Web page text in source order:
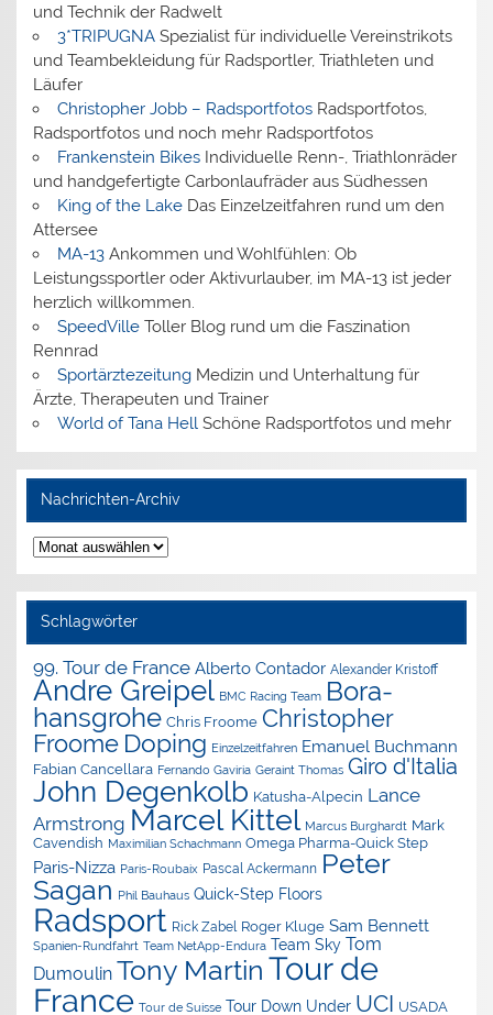
und Technik der Radwelt
3*TRIPUGNASpezialist für individuelle Vereinstrikots
und Teambekleidung für Radsportler, Triathleten und
Läufer
Christopher Jobb – RadsportfotosRadsportfotos,
Radsportfotos und noch mehr Radsportfotos
Frankenstein BikesIndividuelle Renn-, Triathlonräder
und handgefertigte Carbonlaufräder aus Südhessen
King of the LakeDas Einzelzeitfahren rund um den
Attersee
MA-13Ankommen und Wohlfühlen: Ob
Leistungssportler oder Aktivurlauber, im MA-13 ist jeder
herzlich willkommen.
SpeedVilleToller Blog rund um die Faszination
Rennrad
SportärztezeitungMedizin und Unterhaltung für
Ärzte, Therapeuten und Trainer
World of Tana HellSchöne Radsportfotos und mehr
Nachrichten-Archiv
Nachrichten-
Archiv
Schlagwörter
99. Tour de France Alberto Contador Alexander Kristoff
Andre Greipel BMC Racing Team Bora-
hansgrohe Chris Froome Christopher
Froome Doping Einzelzeitfahren Emanuel Buchmann
Fabian Cancellara Fernando Gaviria Geraint Thomas Giro d'Italia
John Degenkolb Katusha-Alpecin Lance
Armstrong Marcel Kittel Marcus Burghardt Mark
Cavendish Maximilian Schachmann Omega Pharma-Quick Step
Paris-Nizza Paris-Roubaix Pascal Ackermann Peter
Sagan Phil Bauhaus Quick-Step Floors
Radsport Rick Zabel Roger Kluge Sam Bennett
Spanien-Rundfahrt Team NetApp-Endura Team Sky Tom
Dumoulin Tony Martin Tour de
France Tour de Suisse Tour Down Under UCI USADA